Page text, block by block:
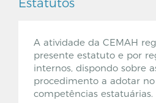
Estatutos
A atividade da CEMAH
presente estatuto e por
internos, dispondo sobre
procedimento a adotar
competências estatuárias.